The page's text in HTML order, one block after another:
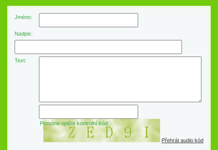
Jméno:
Nadpis:
Text:
Prosíme opište kontrolní kód:
Přehrát audio kód